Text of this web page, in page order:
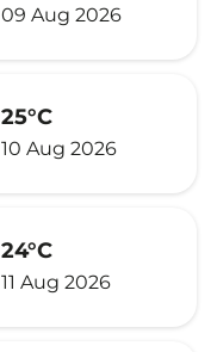
09 Aug 2026
25°C
10 Aug 2026
24°C
11 Aug 2026